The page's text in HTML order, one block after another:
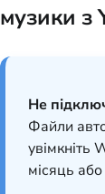
музики з
Не
Файли
увімкніть
місяць